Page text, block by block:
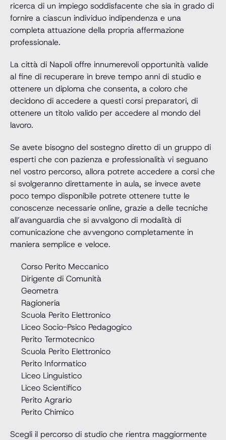
ricerca di un impiego soddisfacente che sia in grado di
fornire a ciascun individuo indipendenza e una
completa attuazione della propria affermazione
professionale.
La città di Napoli offre innumerevoli opportunità valide
al fine di recuperare in breve tempo anni di studio e
ottenere un diploma che consenta, a coloro che
decidono di accedere a questi corsi preparatori, di
ottenere un titolo valido per accedere al mondo del
lavoro.
Se avete bisogno del sostegno diretto di un gruppo di
esperti che con pazienza e professionalità vi seguano
nel vostro percorso, allora potrete accedere a corsi che
si svolgeranno direttamente in aula, se invece avete
poco tempo disponibile potrete ottenere tutte le
conoscenze necessarie online, grazie a delle tecniche
all’avanguardia che si avvalgono di modalità di
comunicazione che avvengono completamente in
maniera semplice e veloce.
Corso Perito Meccanico
Dirigente di Comunità
Geometra
Ragioneria
Scuola Perito Elettronico
Liceo Socio-Psico Pedagogico
Perito Termotecnico
Scuola Perito Elettronico
Perito Informatico
Liceo Linguistico
Liceo Scientifico
Perito Agrario
Perito Chimico
Scegli il percorso di studio che rientra maggiormente